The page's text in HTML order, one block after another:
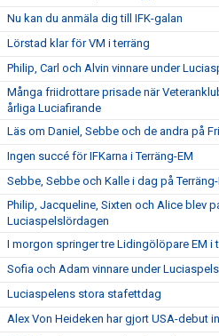
Nu kan du anmäla dig till IFK-galan
Lörstad klar för VM i terräng
Philip, Carl och Alvin vinnare under
Många friidrottare prisade när
årliga Luciafirande
Läs om Daniel, Sebbe och de andra på
Ingen succé för IFKarna i Terräng-EM
Sebbe, Sebbe och Kalle i dag på Terräng-
Philip, Jacqueline, Sixten och Alice blev
Luciaspelslördagen
I morgon springer tre Lidingölöpare EM i
Sofia och Adam vinnare under
Luciaspelens stora stafettdag
Alex Von Heideken har gjort USA-debut